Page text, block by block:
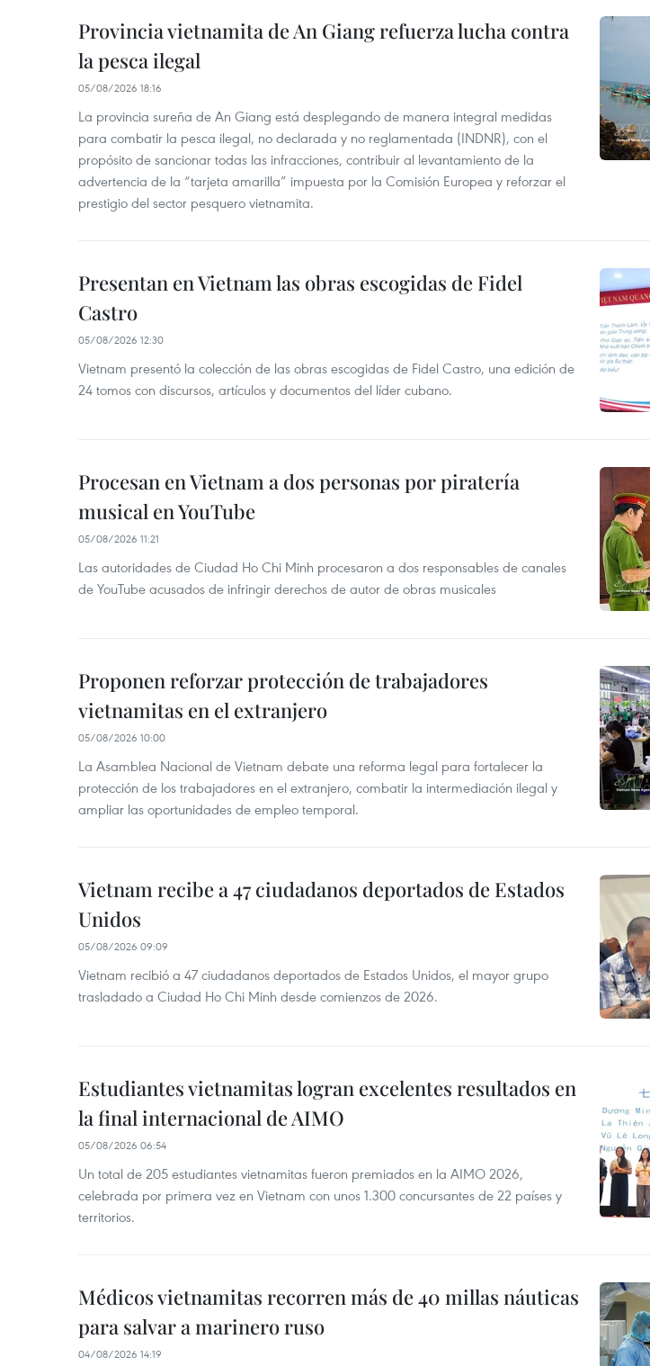
Provincia vietnamita de An Giang refuerza lucha contra
la pesca ilegal
05/08/2026 18:16
La provincia sureña de An Giang está desplegando de manera integral medidas
para combatir la pesca ilegal, no declarada y no reglamentada (INDNR), con el
propósito de sancionar todas las infracciones, contribuir al levantamiento de la
advertencia de la “tarjeta amarilla” impuesta por la Comisión Europea y reforzar el
prestigio del sector pesquero vietnamita.
Presentan en Vietnam las obras escogidas de Fidel
Castro
05/08/2026 12:30
Vietnam presentó la colección de las obras escogidas de Fidel Castro, una edición de
24 tomos con discursos, artículos y documentos del líder cubano.
Procesan en Vietnam a dos personas por piratería
musical en YouTube
05/08/2026 11:21
Las autoridades de Ciudad Ho Chi Minh procesaron a dos responsables de canales
de YouTube acusados de infringir derechos de autor de obras musicales
Proponen reforzar protección de trabajadores
vietnamitas en el extranjero
05/08/2026 10:00
La Asamblea Nacional de Vietnam debate una reforma legal para fortalecer la
protección de los trabajadores en el extranjero, combatir la intermediación ilegal y
ampliar las oportunidades de empleo temporal.
Vietnam recibe a 47 ciudadanos deportados de Estados
Unidos
05/08/2026 09:09
Vietnam recibió a 47 ciudadanos deportados de Estados Unidos, el mayor grupo
trasladado a Ciudad Ho Chi Minh desde comienzos de 2026.
Estudiantes vietnamitas logran excelentes resultados en
la final internacional de AIMO
05/08/2026 06:54
Un total de 205 estudiantes vietnamitas fueron premiados en la AIMO 2026,
celebrada por primera vez en Vietnam con unos 1.300 concursantes de 22 países y
territorios.
Médicos vietnamitas recorren más de 40 millas náuticas
para salvar a marinero ruso
04/08/2026 14:19